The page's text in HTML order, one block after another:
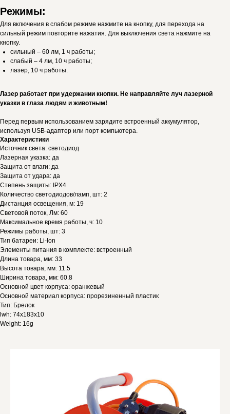
Режимы:
Для включения в слабом режиме нажмите на кнопку, для перехода на
сильный режим повторите нажатия. Для выключения света нажмите на
кнопку.
сильный – 60 лм, 1 ч работы;
слабый – 4 лм, 10 ч работы;
лазер, 10 ч работы.
Лазер работает при удержании кнопки. Не направляйте луч лазерной
указки в глаза людям и животным!
Перед первым использованием зарядите встроенный аккумулятор,
используя USB-адаптер или порт компьютера.
Характеристики
Источник света: светодиод
Лазерная указка: да
Защита от влаги: да
Защита от удара: да
Степень защиты: IPX4
Количество светодиодов/ламп, шт: 2
Дистанция освещения, м: 19
Световой поток, Лм: 60
Максимальное время работы, ч: 10
Режимы работы, шт: 3
Тип батареи: Li-Ion
Элементы питания в комплекте: встроенный
Длина товара, мм: 33
Высота товара, мм: 11.5
Ширина товара, мм: 60.8
Основной цвет корпуса: оранжевый
Основной материал корпуса: прорезиненный пластик
Тип: Брелок
lwh: 74x183x10
Weight: 16g